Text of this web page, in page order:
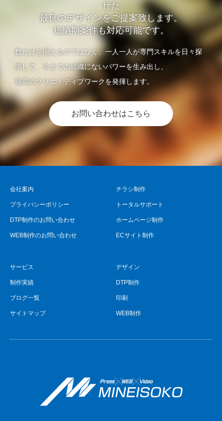
せた
最良のデザインをご提案致します。
短納期案件も対応可能です。
数だけを揃えるのではなく、一人一人が専門スキルを日々探
求して、今までの組織にないパワーを生み出し、
最高のクリエイティブワークを発揮します。
お問い合わせはこちら
会社案内
プライバシーポリシー
DTP制作のお問い合わせ
WEB制作のお問い合わせ
チラシ制作
トータルサポート
ホームページ制作
ECサイト制作
サービス
制作実績
ブログ一覧
サイトマップ
デザイン
DTP制作
印刷
WEB制作